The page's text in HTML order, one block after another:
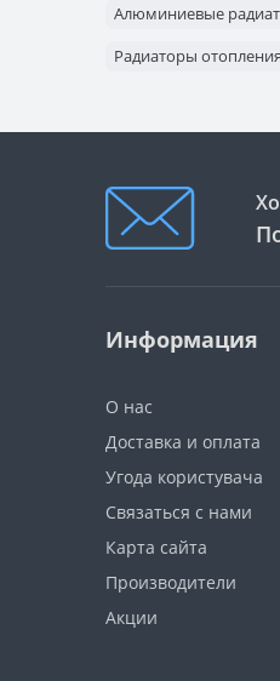
Алюминиевые
Радиаторы
Информация
О нас
Доставка и оплата
Угода користувача
Связаться с нами
Карта сайта
Производители
Акции